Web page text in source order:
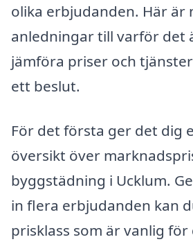
olika erbjudanden. Här är
anledningar till varför det
jämföra priser och
ett beslut.
För det första ger det dig
översikt över
byggstädning i Ucklum.
in flera erbjudanden kan
prisklass som är vanlig